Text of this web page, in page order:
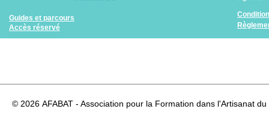
Guides et parcours
Accès réservé
© 2026 AFABAT - Association pour la Formation dans l'Artisanat du